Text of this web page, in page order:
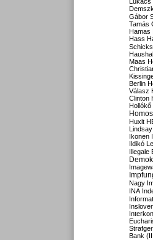
Gábor
Tamás
Hamas
Hass
Maas
Berlin
Válasz
Clinton
Hollókő
Huxit
Lindsay
Ikonen
Ildikó
Illegale
Nagy
INA
Bank